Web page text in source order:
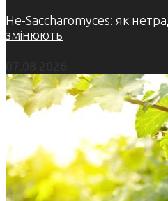
Не-Saccharomyces: як
змінюють